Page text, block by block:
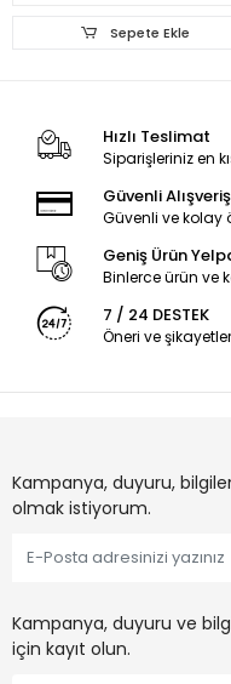
Sepete Ekle
Hızlı Teslimat
Siparişleriniz en
Güvenli Alışveriş
Güvenli ve kolay
Geniş Ürün
Binlerce ürün ve
7 / 24 DESTEK
Öneri ve
Kampanya, duyuru,
olmak istiyorum.
Kampanya, duyuru ve
için kayıt olun.